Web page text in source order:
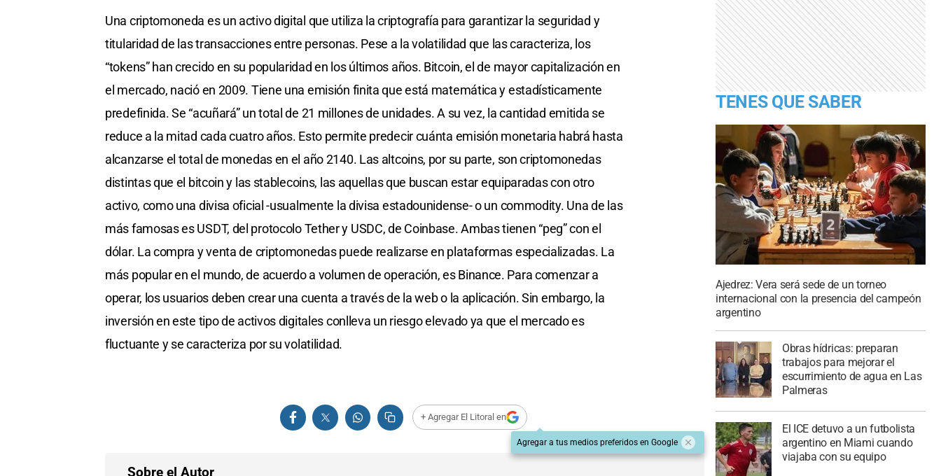
Una criptomoneda es un activo digital que utiliza la criptografía para garantizar la seguridad y
titularidad de las transacciones entre personas. Pese a la volatilidad que las caracteriza, los
“tokens” han crecido en su popularidad en los últimos años. Bitcoin, el de mayor capitalización en
el mercado, nació en 2009. Tiene una emisión finita que está matemática y estadísticamente
predefinida. Se “acuñará” un total de 21 millones de unidades. A su vez, la cantidad emitida se
reduce a la mitad cada cuatro años. Esto permite predecir cuánta emisión monetaria habrá hasta
alcanzarse el total de monedas en el año 2140. Las altcoins, por su parte, son criptomonedas
distintas que el bitcoin y las stablecoins, las aquellas que buscan estar equiparadas con otro
activo, como una divisa oficial -usualmente la divisa estadounidense- o un commodity. Una de las
más famosas es USDT, del protocolo Tether y USDC, de Coinbase. Ambas tienen “peg” con el
dólar. La compra y venta de criptomonedas puede realizarse en plataformas especializadas. La
más popular en el mundo, de acuerdo a volumen de operación, es Binance. Para comenzar a
operar, los usuarios deben crear una cuenta a través de la web o la aplicación. Sin embargo, la
inversión en este tipo de activos digitales conlleva un riesgo elevado ya que el mercado es
fluctuante y se caracteriza por su volatilidad.
+ Agregar El Litoral en
Agregar a tus medios preferidos en Google
Sobre el Autor
TENES QUE SABER
Ajedrez: Vera será sede de un torneo
internacional con la presencia del campeón
argentino
Obras hídricas: preparan
trabajos para mejorar el
escurrimiento de agua en Las
Palmeras
El ICE detuvo a un futbolista
argentino en Miami cuando
viajaba con su equipo